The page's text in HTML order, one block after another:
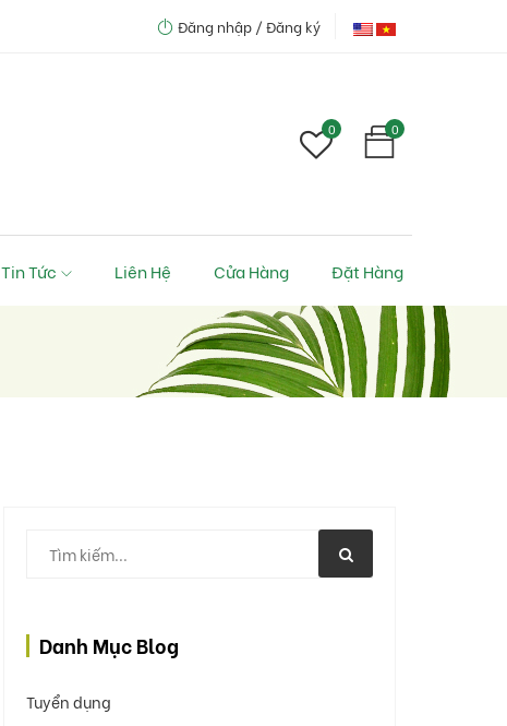
Đăng nhập / Đăng ký
0 0
Tin Tức Liên Hệ Cửa Hàng Đặt Hàng
Danh Mục Blog
Tuyển dụng